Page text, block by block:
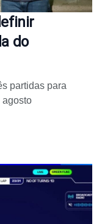
do
partidas para
agosto